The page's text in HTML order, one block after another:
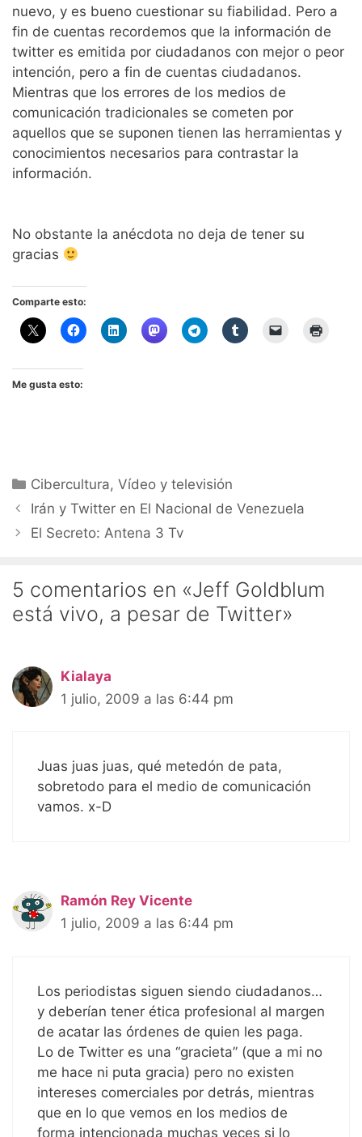
nuevo, y es bueno cuestionar su fiabilidad. Pero a
fin de cuentas recordemos que la información de
twitter es emitida por ciudadanos con mejor o peor
intención, pero a fin de cuentas ciudadanos.
Mientras que los errores de los medios de
comunicación tradicionales se cometen por
aquellos que se suponen tienen las herramientas y
conocimientos necesarios para contrastar la
información.
No obstante la anécdota no deja de tener su
gracias
Comparte esto:
Me gusta esto:
Categorías
Cibercultura,Vídeo y televisión
Irán y Twitter en El Nacional de Venezuela
El Secreto: Antena 3 Tv
5 comentarios en «Jeff Goldblum
está vivo, a pesar de Twitter»
Kialaya
1 julio, 2009 a las 6:44 pm
Juas juas juas, qué metedón de pata,
sobretodo para el medio de comunicación
vamos. x-D
Ramón Rey Vicente
1 julio, 2009 a las 6:44 pm
Los periodistas siguen siendo ciudadanos…
y deberían tener ética profesional al margen
de acatar las órdenes de quien les paga.
Lo de Twitter es una “gracieta” (que a mi no
me hace ni puta gracia) pero no existen
intereses comerciales por detrás, mientras
que en lo que vemos en los medios de
forma intencionada muchas veces si lo